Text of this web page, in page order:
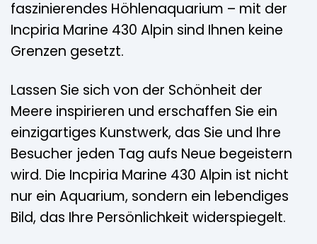
faszinierendes Höhlenaquarium – mit der
Incpiria Marine 430 Alpin sind Ihnen keine
Grenzen gesetzt.
Lassen Sie sich von der Schönheit der
Meere inspirieren und erschaffen Sie ein
einzigartiges Kunstwerk, das Sie und Ihre
Besucher jeden Tag aufs Neue begeistern
wird. Die Incpiria Marine 430 Alpin ist nicht
nur ein Aquarium, sondern ein lebendiges
Bild, das Ihre Persönlichkeit widerspiegelt.